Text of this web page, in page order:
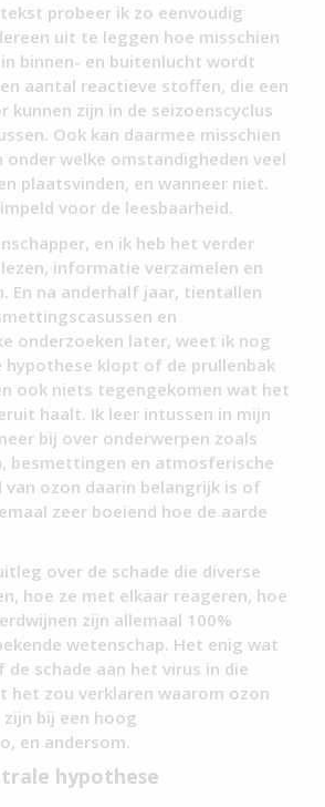
probeer ik zo eenvoudig
uit te leggen hoe misschien
binnen- en buitenlucht wordt
aantal reactieve stoffen, die een
kunnen zijn in de seizoenscyclus
Ook kan daarmee misschien
onder welke omstandigheden veel
plaatsvinden, en wanneer niet.
voor de leesbaarheid.
en ik heb het verder
informatie verzamelen en
En na anderhalf jaar, tientallen
en
onderzoeken later, weet ik nog
klopt of de prullenbak
ook niets tegengekomen wat het
haalt. Ik leer intussen in mijn
bij over onderwerpen zoals
besmettingen en atmosferische
van ozon daarin belangrijk is of
zeer boeiend hoe de aarde
over de schade die diverse
hoe ze met elkaar reageren, hoe
zijn allemaal 100%
wetenschap. Het enig wat
de schade aan het virus in die
het zou verklaren waarom ozon
bij een hoog
en andersom.
hypothese